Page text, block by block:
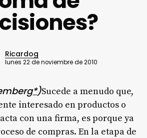
Ricardog
lunes 22 de noviembre de 2010
*)Sucede a menudo que,
interesado en productos o
con una firma, es porque ya
de compras. En la etapa de